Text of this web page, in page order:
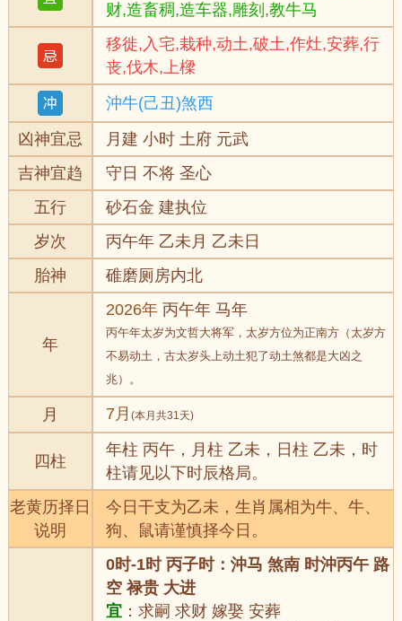
财,造畜稠,造车器,雕刻,教牛马
移徙,入宅,栽种,动土,破土,作灶,安葬,行
丧,伐木,上樑
沖牛(己丑)煞西
凶神宜忌
月建 小时 土府 元武
吉神宜趋
守日 不将 圣心
五行
砂石金 建执位
岁次
丙午年 乙未月 乙未日
胎神
碓磨厕房内北
年
2026年 丙午年 马年
丙午年太岁为文哲大将军，太岁方位为正南方（太岁方
不易动土，古太岁头上动土犯了动土煞都是大凶之
兆）。
月 7月(本月共31天)
四柱
年柱 丙午，月柱 乙未，日柱 乙未，时
柱请见以下时辰格局。
老黄历择日
说明
今日干支为乙未，生肖属相为牛、牛、
狗、鼠请谨慎择今日。
0时-1时 丙子时：沖马 煞南 时沖丙午 路
空 禄贵 大进
宜 ：求嗣 求财 嫁娶 安葬